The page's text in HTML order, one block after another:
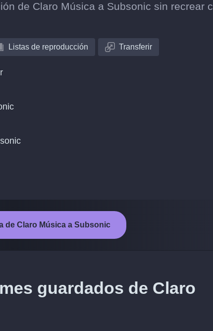
de Claro Música a Subsonic sin recrear
Listas de reproducción Transferir
de Claro Música a Subsonic
guardados de Claro